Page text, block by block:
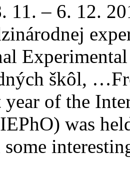
11. – 6. 12.
škôl, …
of the
was
some